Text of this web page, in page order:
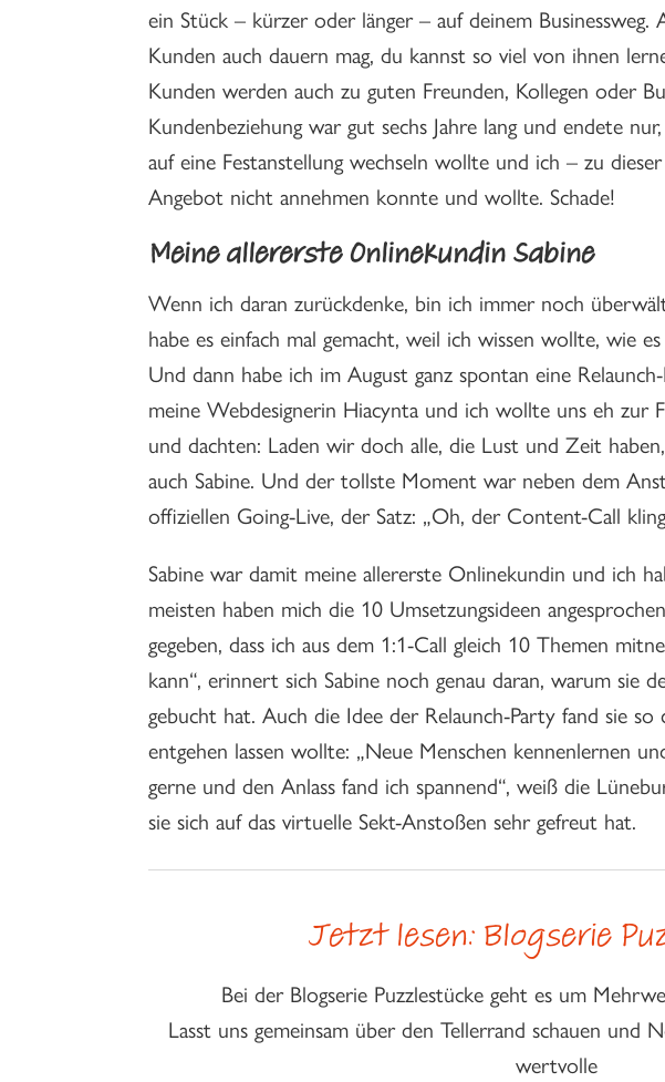
ein Stück – kürzer oder länger – auf deinem
Kunden auch dauern mag, du kannst so viel von ihnen
Kunden werden auch zu guten Freunden, Kollegen oder
Kundenbeziehung war gut sechs Jahre lang und endete
auf eine Festanstellung wechseln wollte und ich – zu
Angebot nicht annehmen konnte und wollte. Schade!
Meineallererste Onlinekundin Sabine
Wenn ich daran zurückdenke, bin ich immer noch
habe es einfach mal gemacht, weil ich wissen wollte, wie
Und dann habe ich im August ganz spontan eine
meine Webdesignerin Hiacynta und ich wollte uns eh zur
und dachten: Laden wir doch alle, die Lust und Zeit
auch Sabine. Und der tollste Moment war neben dem
offiziellen Going-Live, der Satz: „Oh, der Content-Call
Sabine war damit meine allererste Onlinekundin und ich
meisten haben mich die 10 Umsetzungsideen
gegeben, dass ich aus dem 1:1-Call gleich 10 Themen
kann“, erinnert sich Sabine noch genau daran, warum sie
gebucht hat. Auch die Idee der Relaunch-Party fand sie so
entgehen lassen wollte: „Neue Menschen kennenlernen
gerne und den Anlass fand ich spannend“, weiß die
sie sich auf das virtuelle Sekt-Anstoßen sehr gefreut hat.
Jetzt lesen: Blogserie
Bei der Blogserie Puzzlestücke geht es um
Lasst uns gemeinsam über den Tellerrand schauen und
wertvolle